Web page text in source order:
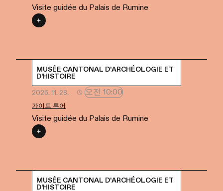
Visite guidée du Palais de Rumine
MUSÉE CANTONAL D'ARCHÉOLOGIE ET
D'HISTOIRE
2026. 11. 28. 오전 10:00
가이드 투어
Visite guidée du Palais de Rumine
MUSÉE CANTONAL D'ARCHÉOLOGIE ET
D'HISTOIRE